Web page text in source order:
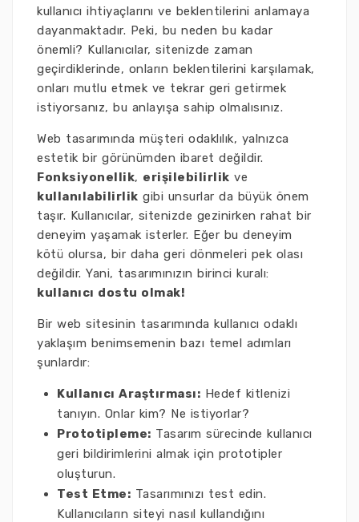
kullanıcı ihtiyaçlarını ve beklentilerini anlamaya
dayanmaktadır. Peki, bu neden bu kadar
önemli? Kullanıcılar, sitenizde zaman
geçirdiklerinde, onların beklentilerini karşılamak,
onları mutlu etmek ve tekrar geri getirmek
istiyorsanız, bu anlayışa sahip olmalısınız.
Web tasarımında müşteri odaklılık, yalnızca
estetik bir görünümden ibaret değildir.
Fonksiyonellik, erişilebilirlik ve
kullanılabilirlik gibi unsurlar da büyük önem
taşır. Kullanıcılar, sitenizde gezinirken rahat bir
deneyim yaşamak isterler. Eğer bu deneyim
kötü olursa, bir daha geri dönmeleri pek olası
değildir. Yani, tasarımınızın birinci kuralı:
kullanıcı dostu olmak!
Bir web sitesinin tasarımında kullanıcı odaklı
yaklaşım benimsemenin bazı temel adımları
şunlardır:
Kullanıcı Araştırması: Hedef kitlenizi
tanıyın. Onlar kim? Ne istiyorlar?
Prototipleme: Tasarım sürecinde kullanıcı
geri bildirimlerini almak için prototipler
oluşturun.
Test Etme: Tasarımınızı test edin.
Kullanıcıların siteyi nasıl kullandığını